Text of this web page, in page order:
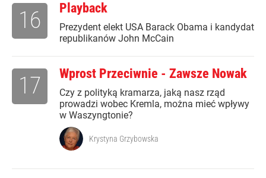
Playback
Prezydent elekt USA Barack Obama i kandydat
republikanów John McCain
16
Wprost Przeciwnie - Zawsze Nowak
Czy z polityką kramarza, jaką nasz rząd
prowadzi wobec Kremla, można mieć wpływy
w Waszyngtonie?
17
Krystyna Grzybowska